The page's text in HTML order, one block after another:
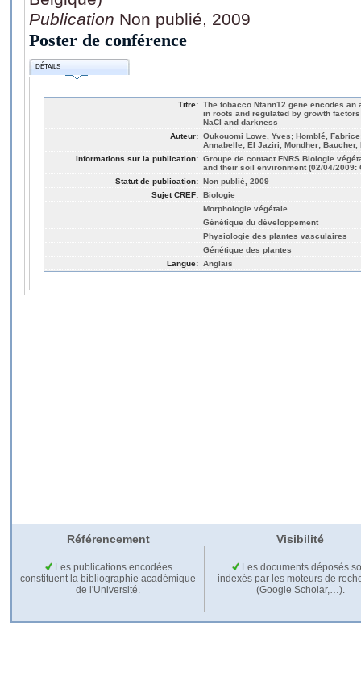
Publication Non publié, 2009
Poster de conférence
DÉTAILS
Titre: The tobacco Ntann12 gene encodes
in roots and regulated by growth
NaCl and darkness
Auteur: Oukouomi Lowe, Yves; Homblé,
Annabelle; El Jaziri, Mondher; Baucher,
Informations sur la publication: Groupe de contact FNRS Biologie
and their soil environment (02/04/2009:
Statut de publication: Non publié, 2009
Sujet CREF: Biologie
Morphologie végétale
Génétique du développement
Physiologie des plantes vasculaires
Génétique des plantes
Langue: Anglais
Référencement Visibilité
Les publications encodées
constituent la bibliographie académique
de l'Université.
Les documents déposés
indexés par les moteurs de
(Google Scholar,…).